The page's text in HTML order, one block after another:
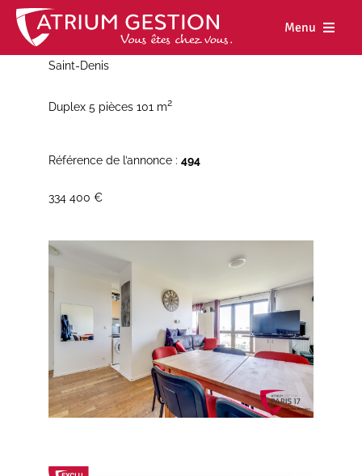
Skip
content
Menu
Nous
Saint-Denis
Duplex 5 pièces 101 m2
Référence de l’annonce : 494
334 400 €